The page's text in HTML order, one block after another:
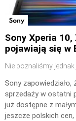
Sony
Sony Xperia
pojawiają się w
Nie poznaliśmy
Sony
sprzedaży w ostatni
już dostępne z
jeszcze polskich